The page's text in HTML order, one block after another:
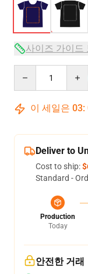
사이즈 가이드
이 세일은 03:
Deliver to
Cost to ship:
Standard -
Production
Today
안전한 거래